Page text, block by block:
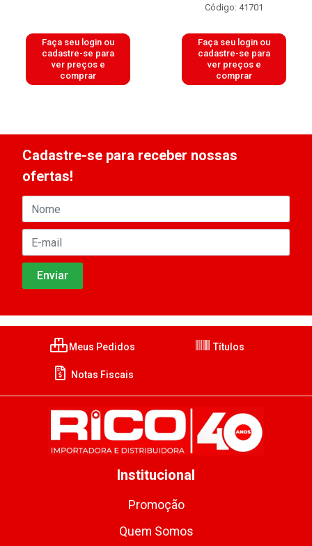
Faça seu login ou
cadastre-se para
ver preços e
comprar
Código: 41701
Faça seu login ou
cadastre-se para
ver preços e
comprar
Cadastre-se para receber nossas
ofertas!
Meus Pedidos Títulos
Notas Fiscais
Institucional
Promoção
Quem Somos